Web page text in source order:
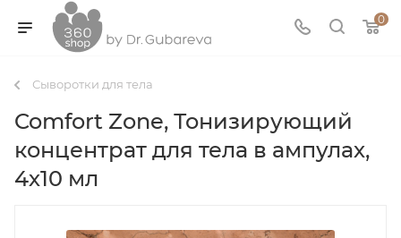
0
Сыворотки для тела
Comfort Zone, Тонизирующий
концентрат для тела в ампулах,
4х10 мл